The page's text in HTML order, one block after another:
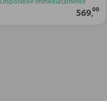
569,00